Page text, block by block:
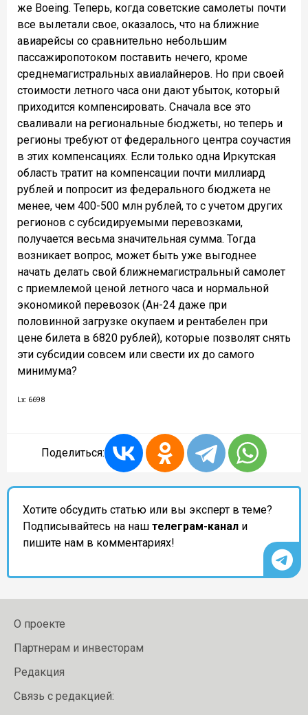
же Boeing. Теперь, когда советские самолеты почти
все вылетали свое, оказалось, что на ближние
авиарейсы со сравнительно небольшим
пассажиропотоком поставить нечего, кроме
среднемагистральных авиалайнеров. Но при своей
стоимости летного часа они дают убыток, который
приходится компенсировать. Сначала все это
сваливали на региональные бюджеты, но теперь и
регионы требуют от федерального центра соучастия
в этих компенсациях. Если только одна Иркутская
область тратит на компенсации почти миллиард
рублей и попросит из федерального бюджета не
менее, чем 400-500 млн рублей, то с учетом других
регионов с субсидируемыми перевозками,
получается весьма значительная сумма. Тогда
возникает вопрос, может быть уже выгоднее
начать делать свой ближнемагистральный самолет
с приемлемой ценой летного часа и нормальной
экономикой перевозок (Ан-24 даже при
половинной загрузке окупаем и рентабелен при
цене билета в 6820 рублей), которые позволят снять
эти субсидии совсем или свести их до самого
минимума?
Lx: 6698
Поделиться:
Хотите обсудить статью или вы эксперт в теме?
Подписывайтесь на наш телеграм-канал и
пишите нам в комментариях!
О проекте
Партнерам и инвесторам
Редакция
Связь с редакцией: